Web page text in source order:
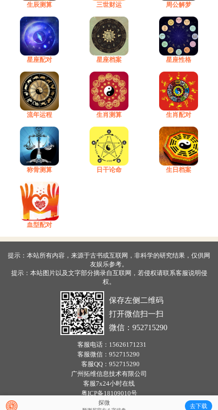
生辰测算 三世财运 周公解梦
星座配对 星座档案 星座性格
流年运程 生肖测算 生肖配对
称骨测算 日干论命 生日档案
血型配对
提示：本站所有内容，来源于古书或互联网，非科学的研究结果，仅供网
友娱乐参考。
提示：本站图片以及文字部分摘录自互联网，若侵权请联系客服说明侵
权。
保存左侧二维码
打开微信扫一扫
微信：952715290
客服电话： 15626171231
客服微信： 952715290
客服QQ： 952715290
广州拓维信息技术有限公司
客服7x24小时在线
粤ICP备18109010号